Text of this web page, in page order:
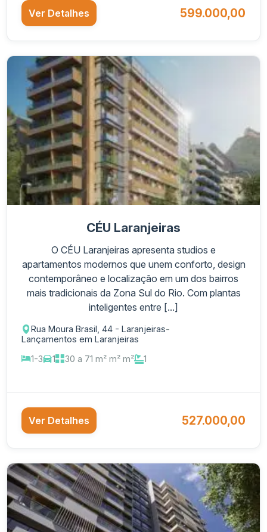
Ver Detalhes 599.000,00
CÉU Laranjeiras
O CÉU Laranjeiras apresenta studios e
apartamentos modernos que unem conforto, design
contemporâneo e localização em um dos bairros
mais tradicionais da Zona Sul do Rio. Com plantas
inteligentes entre [...]
Rua Moura Brasil, 44 - Laranjeiras-
Lançamentos em Laranjeiras
1-3
1 30 a 71 m² m² m² 1
Ver Detalhes 527.000,00